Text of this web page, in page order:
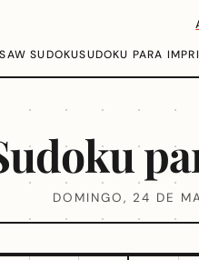
SUDOKUSUDOKU PARA
DOMINGO, 24 DE